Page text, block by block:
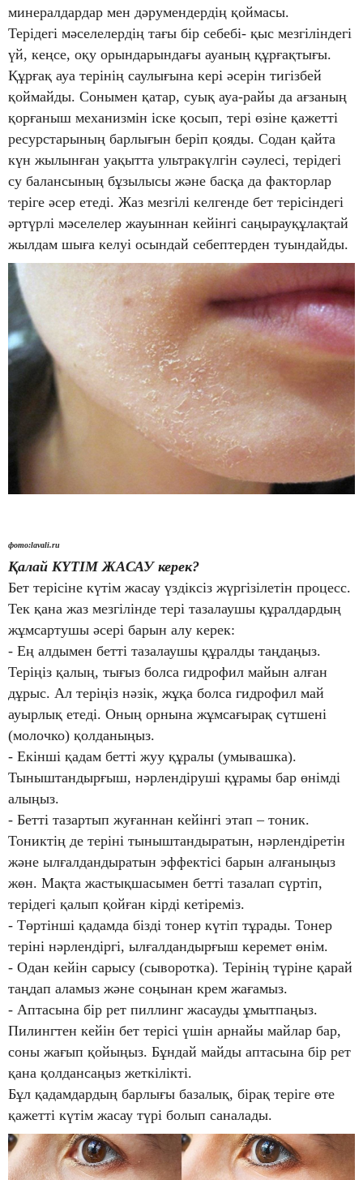
минералдардар мен дәрумендердің қоймасы.
Терідегі мәселелердің тағы бір себебі- қыс мезгіліндегі
үй, кеңсе, оқу орындарындағы ауаның құрғақтығы.
Құрғақ ауа терінің саулығына кері әсерін тигізбей
қоймайды. Сонымен қатар, суық ауа-райы да ағзаның
қорғаныш механизмін іске қосып, тері өзіне қажетті
ресурстарының барлығын беріп қояды. Содан қайта
күн жылынған уақытта ультракүлгін сәулесі, терідегі
су балансының бұзылысы және басқа да факторлар
теріге әсер етеді. Жаз мезгілі келгенде бет терісіндегі
әртүрлі мәселелер жауыннан кейінгі саңырауқұлақтай
жылдам шыға келуі осындай себептерден туындайды.
фото:lavali.ru
Қалай КҮТІМ ЖАСАУ керек?
Бет терісіне күтім жасау үздіксіз жүргізілетін процесс.
Тек қана жаз мезгілінде тері тазалаушы құралдардың
жұмсартушы әсері барын алу керек:
- Ең алдымен бетті тазалаушы құралды таңдаңыз.
Теріңіз қалың, тығыз болса гидрофил майын алған
дұрыс. Ал теріңіз нәзік, жұқа болса гидрофил май
ауырлық етеді. Оның орнына жұмсағырақ сүтшені
(молочко) қолданыңыз.
- Екінші қадам бетті жуу құралы (умывашка).
Тыныштандырғыш, нәрлендіруші құрамы бар өнімді
алыңыз.
- Бетті тазартып жуғаннан кейінгі этап – тоник.
Тониктің де теріні тыныштандыратын, нәрлендіретін
және ылғалдандыратын эффектісі барын алғаныңыз
жөн. Мақта жастықшасымен бетті тазалап сүртіп,
терідегі қалып қойған кірді кетіреміз.
- Төртінші қадамда бізді тонер күтіп тұрады. Тонер
теріні нәрлендіргі, ылғалдандырғыш керемет өнім.
- Одан кейін сарысу (сыворотка). Терінің түріне қарай
таңдап аламыз және соңынан крем жағамыз.
- Аптасына бір рет пиллинг жасауды ұмытпаңыз.
Пилингтен кейін бет терісі үшін арнайы майлар бар,
соны жағып қойыңыз. Бұндай майды аптасына бір рет
қана қолдансаңыз жеткілікті.
Бұл қадамдардың барлығы базалық, бірақ теріге өте
қажетті күтім жасау түрі болып саналады.